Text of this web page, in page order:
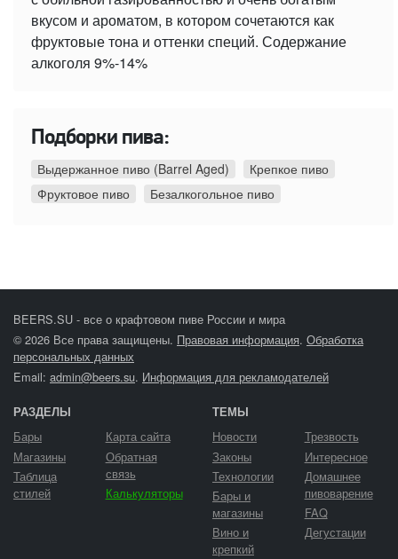
вкусом и ароматом, в котором сочетаются как
фруктовые тона и оттенки специй. Содержание
алкоголя 9%-14%
Подборки пива:
Выдержанное пиво (Barrel Aged)
Крепкое пиво
Фруктовое пиво
Безалкогольное пиво
BEERS.SU - все о крафтовом пиве России и мира
© 2026 Все права защищены. Правовая информация. Обработка
персональных данных
Email: admin@beers.su. Информация для рекламодателей
РАЗДЕЛЫ
Бары
Магазины
Таблица
стилей
Карта сайта
Обратная
связь
Калькуляторы
ТЕМЫ
Новости
Законы
Технологии
Бары и
магазины
Вино и
крепкий
Трезвость
Интересное
Домашнее
пивоварение
FAQ
Дегустации